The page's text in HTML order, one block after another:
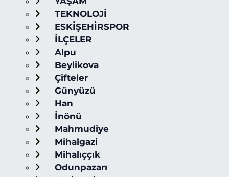
TEKNOLOJİ
ESKİŞEHİRSPOR
İLÇELER
Alpu
Beylikova
Çifteler
Günyüzü
Han
İnönü
Mahmudiye
Mihalgazi
Mihalıççık
Odunpazarı